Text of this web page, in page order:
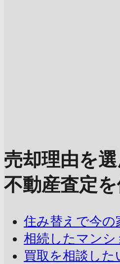
売却理由を
不動産査定
住み替えで今の
相続したマン
買取を相談した